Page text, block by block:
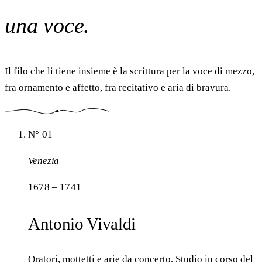
una voce.
Il filo che li tiene insieme è la scrittura per la voce di mezzo,
fra ornamento e affetto, fra recitativo e aria di bravura.
N° 01
Venezia
1678 – 1741
Antonio Vivaldi
Oratori, mottetti e arie da concerto. Studio in corso del